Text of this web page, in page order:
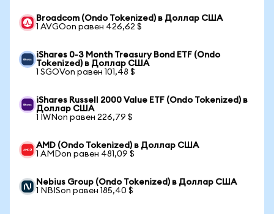
Broadcom (Ondo Tokenized) в Доллар США
1 AVGOon равен 426,62 $
iShares 0-3 Month Treasury Bond ETF (Ondo
Tokenized) в Доллар США
1 SGOVon равен 101,48 $
iShares Russell 2000 Value ETF (Ondo Tokenized) в
Доллар США
1 IWNon равен 226,79 $
AMD (Ondo Tokenized) в Доллар США
1 AMDon равен 481,09 $
Nebius Group (Ondo Tokenized) в Доллар США
1 NBISon равен 185,40 $